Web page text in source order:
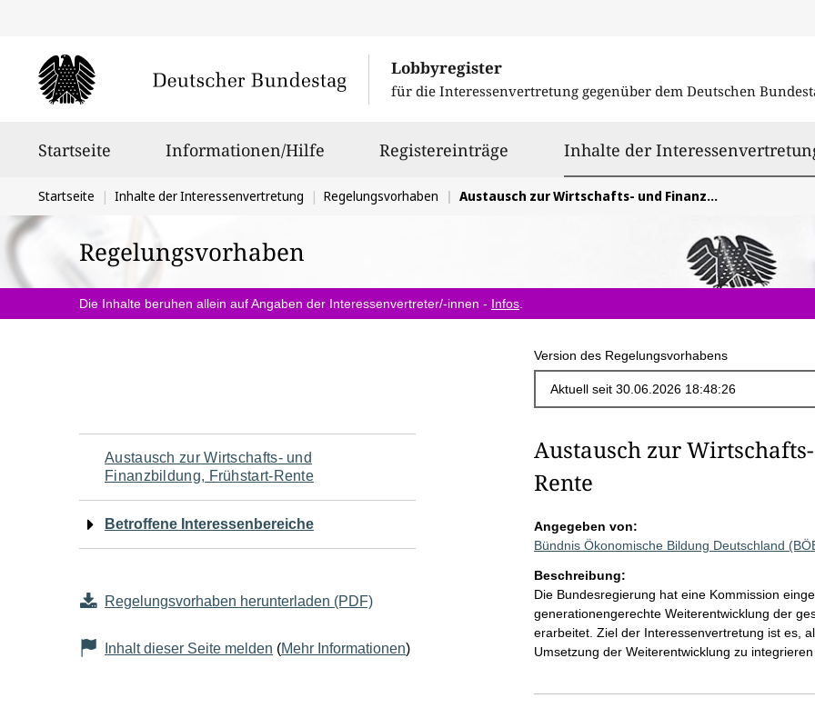
Lobbyregister
für die Interessenvertretung gegenüber dem Deutschen
Startseite Informationen/Hilfe Registereinträge Inhalte der
Sie
befinden
sich
hier:
Startseite Inhalte der Interessenvertretung Regelungsvorhaben Austausch zur Wirtschafts- und Finanzbildung, Frühstart-Rente
Regelungsvorhaben
Die Inhalte beruhen allein auf Angaben der Interessenvertreter/-innen - Infos
Version des Regelungsvorhabens
Navigation
für
den
Seiteninhalt
Austausch zur Wirtschafts- und
Finanzbildung, Frühstart-Rente
Betroffene Interessenbereiche
Regelungsvorhaben herunterladen (PDF)
Inhalt dieser Seite melden (Mehr Informationen)
Austausch zur
Rente
Angegeben von:
Bündnis Ökonomische Bildung Deutschland
Beschreibung:
Die Bundesregierung hat eine Kommission
generationengerechte Weiterentwicklung der
erarbeitet. Ziel der Interessenvertretung ist es,
Umsetzung der Weiterentwicklung zu